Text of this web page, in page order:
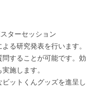
ターセッション
る研究発表を行います。
することが可能です。効
施します。
ットくんグッズを進呈し